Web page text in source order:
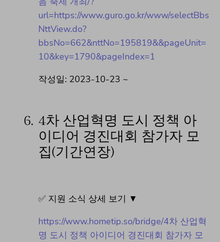
url=https://www.guro.go.kr/www/selectBbs
NttView.do?
bbsNo=662&nttNo=195819&&pageUnit=
10&key=1790&pageIndex=1
작성일: 2023-10-23 ~
6. 4차 산업혁명 도시 정책 아
이디어 경진대회 참가자 모
집(기간연장)
✅ 지원 소식 상세 보기 ▼
https://www.hometip.so/bridge/4차 산업혁
명 도시 정책 아이디어 경진대회 참가자 모